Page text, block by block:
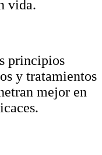
vida.
principios
y tratamientos
mejor en